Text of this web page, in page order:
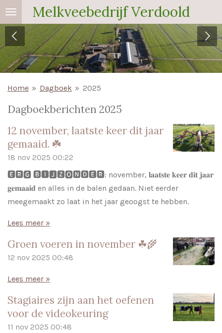
Ga
direct
naar
de
hoofdinhoud
Melkveebedrijf Verdoold
Home » Dagboek » 2025
Dagboekberichten 2025
12 november, laatste keer dit jaar
gemaaid. ☘️
18 nov 2025 00:22
🅴🆁🅶 🅱🅸🅹🆉🅾🅽🅳🅴🆁: november, 𝐥𝐚𝐚𝐭𝐬𝐭𝐞 𝐤𝐞𝐞𝐫 𝐝𝐢𝐭 𝐣𝐚𝐚𝐫
𝐠𝐞𝐦𝐚𝐚𝐢𝐝 en alles in de balen gedaan. Niet eerder
meegemaakt zo laat in het jaar geoogst te hebben.
Lees meer »
Groen voeren in november ☘🌾
12 nov 2025 00:48
Lees meer »
Stagiaires zijn aan het oefenen
voor de videokeuring
11 nov 2025 00:48